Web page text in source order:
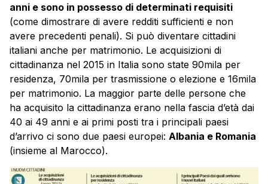
anni e sono in possesso di determinati requisiti
(come dimostrare di avere redditi sufficienti e non
avere precedenti penali). Si può diventare cittadini
italiani anche per matrimonio. Le acquisizioni di
cittadinanza nel 2015 in Italia sono state 90mila per
residenza, 70mila per trasmissione o elezione e 16mila
per matrimonio. La maggior parte delle persone che
ha acquisito la cittadinanza erano nella fascia d’età dai
40 ai 49 anni e ai primi posti tra i principali paesi
d’arrivo ci sono due paesi europei: Albania e Romania
(insieme al Marocco).